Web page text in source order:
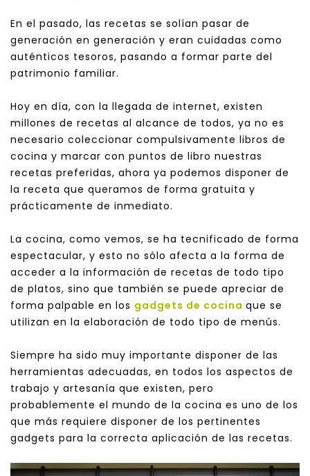
En el pasado, las recetas se solían pasar de
generación en generación y eran cuidadas como
auténticos tesoros, pasando a formar parte del
patrimonio familiar.
Hoy en día, con la llegada de internet, existen
millones de recetas al alcance de todos, ya no es
necesario coleccionar compulsivamente libros de
cocina y marcar con puntos de libro nuestras
recetas preferidas, ahora ya podemos disponer de
la receta que queramos de forma gratuita y
prácticamente de inmediato.
La cocina, como vemos, se ha tecnificado de forma
espectacular, y esto no sólo afecta a la forma de
acceder a la información de recetas de todo tipo
de platos, sino que también se puede apreciar de
forma palpable en los gadgets de cocina que se
utilizan en la elaboración de todo tipo de menús.
Siempre ha sido muy importante disponer de las
herramientas adecuadas, en todos los aspectos de
trabajo y artesanía que existen, pero
probablemente el mundo de la cocina es uno de los
que más requiere disponer de los pertinentes
gadgets para la correcta aplicación de las recetas.